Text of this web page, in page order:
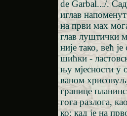
de Garbal.../.
иглав
на први мах
глав луштички
није тако, већ
шићки -
њу мјесности у
ваном
границе
гога разлога,
ко: кад је на